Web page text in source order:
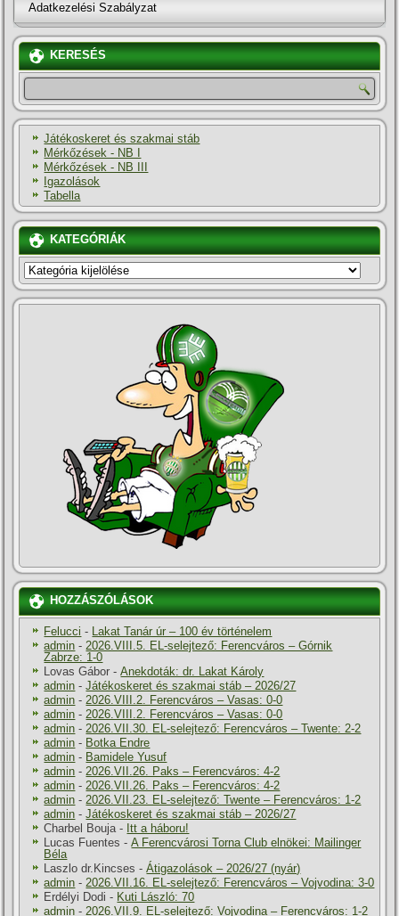
Adatkezelési Szabályzat
KERESÉS
Játékoskeret és szakmai stáb
Mérkőzések - NB I
Mérkőzések - NB III
Igazolások
Tabella
KATEGÓRIÁK
KATEGÓRIÁK
HOZZÁSZÓLÁSOK
Felucci - Lakat Tanár úr – 100 év történelem
admin -2026.VIII.5. EL-selejtező: Ferencváros – Górnik
Zabrze: 1-0
Lovas Gábor -Anekdoták: dr. Lakat Károly
admin -Játékoskeret és szakmai stáb – 2026/27
admin -2026.VIII.2. Ferencváros – Vasas: 0-0
admin -2026.VIII.2. Ferencváros – Vasas: 0-0
admin -2026.VII.30. EL-selejtező: Ferencváros – Twente: 2-2
admin - Botka Endre
admin - Bamidele Yusuf
admin -2026.VII.26. Paks – Ferencváros: 4-2
admin -2026.VII.26. Paks – Ferencváros: 4-2
admin -2026.VII.23. EL-selejtező: Twente – Ferencváros: 1-2
admin -Játékoskeret és szakmai stáb – 2026/27
Charbel Bouja- Itt a háboru!
Lucas Fuentes -A Ferencvárosi Torna Club elnökei: Mailinger
Béla
Laszlo dr.Kincses -Átigazolások – 2026/27 (nyár)
admin -2026.VII.16. EL-selejtező: Ferencváros – Vojvodina: 3-0
Erdélyi Dodi - Kuti László: 70
admin -2026.VII.9. EL-selejtező: Vojvodina – Ferencváros: 1-2